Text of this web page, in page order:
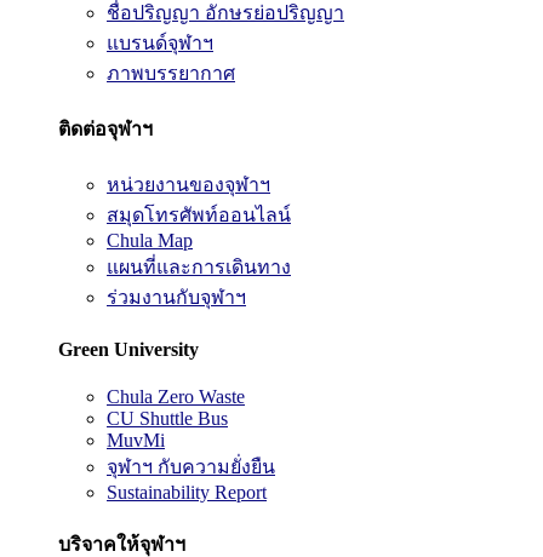
ชื่อปริญญา อักษรย่อปริญญา
แบรนด์จุฬาฯ
ภาพบรรยากาศ
ติดต่อจุฬาฯ
หน่วยงานของจุฬาฯ
สมุดโทรศัพท์ออนไลน์
Chula Map
แผนที่และการเดินทาง
ร่วมงานกับจุฬาฯ
Green University
Chula Zero Waste
CU Shuttle Bus
MuvMi
จุฬาฯ กับความยั่งยืน
Sustainability Report
บริจาคให้จุฬาฯ